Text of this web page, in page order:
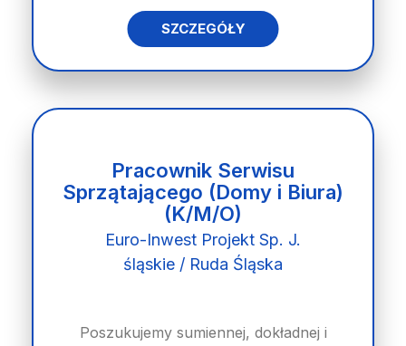
SZCZEGÓŁY
Pracownik Serwisu
Sprzątającego (Domy i Biura)
(K/M/O)
Euro-Inwest Projekt Sp. J.
śląskie / Ruda Śląska
Poszukujemy sumiennej, dokładnej i